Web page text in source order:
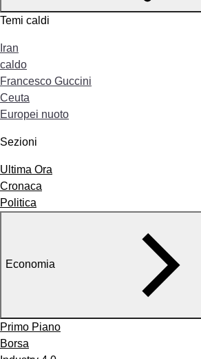
Temi caldi
Iran
caldo
Francesco Guccini
Ceuta
Europei nuoto
Sezioni
Ultima Ora
Cronaca
Politica
Economia
Primo Piano
Borsa